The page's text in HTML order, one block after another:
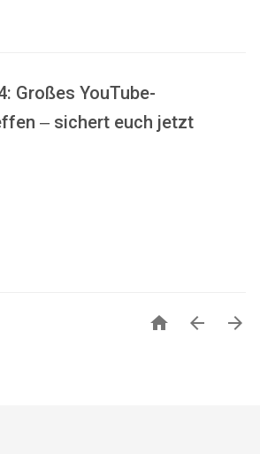
Großes YouTube-
‒ sichert euch jetzt
  